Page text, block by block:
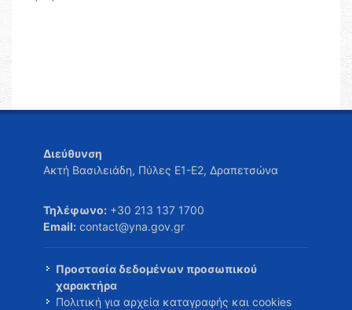
Διεύθυνση
Ακτή Βασιλειάδη, Πύλες Ε1-Ε2, Δραπετσώνα
Τηλέφωνο: +30 213 137 1700
Email: contact@yna.gov.gr
Προστασία δεδομένων προσωπικού
χαρακτήρα
Πολιτική για αρχεία καταγραφής και cookies